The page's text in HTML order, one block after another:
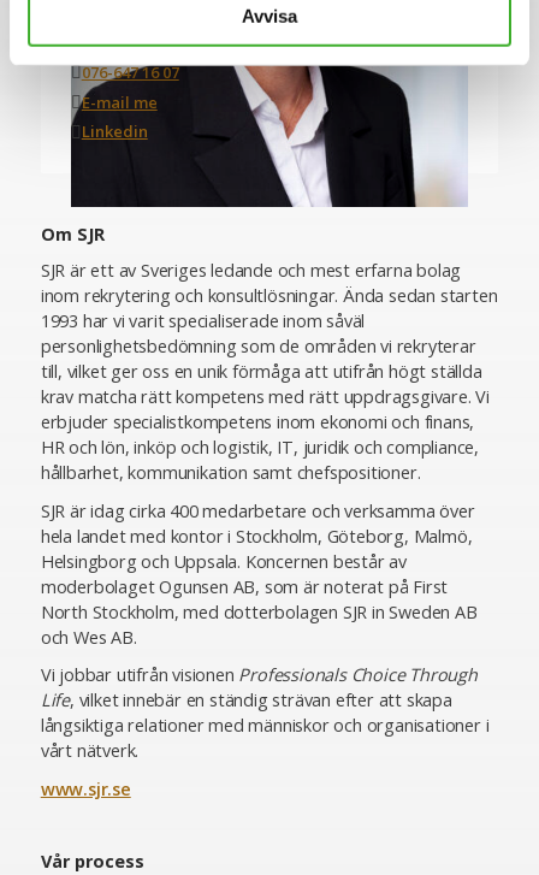
Avvisa
Sofia Obstfelder Garellick
076-647 16 07
E-mail me
Linkedin
Om SJR
SJR är ett av Sveriges ledande och mest erfarna bolag
inom rekrytering och konsultlösningar. Ända sedan starten
1993 har vi varit specialiserade inom såväl
personlighetsbedömning som de områden vi rekryterar
till, vilket ger oss en unik förmåga att utifrån högt ställda
krav matcha rätt kompetens med rätt uppdragsgivare. Vi
erbjuder specialistkompetens inom ekonomi och finans,
HR och lön, inköp och logistik, IT, juridik och compliance,
hållbarhet, kommunikation samt chefspositioner.
SJR är idag cirka 400 medarbetare och verksamma över
hela landet med kontor i Stockholm, Göteborg, Malmö,
Helsingborg och Uppsala. Koncernen består av
moderbolaget Ogunsen AB, som är noterat på First
North Stockholm, med dotterbolagen SJR in Sweden AB
och Wes AB.
Vi jobbar utifrån visionen Professionals Choice Through
Life, vilket innebär en ständig strävan efter att skapa
långsiktiga relationer med människor och organisationer i
vårt nätverk.
www.sjr.se
Vår process